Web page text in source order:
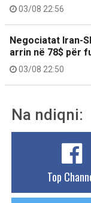
03/08 22:56
Negociatat Iran-
arrin në 78$ për
03/08 22:50
Na ndiqni:
Top